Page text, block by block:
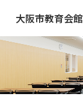
大阪市教育会